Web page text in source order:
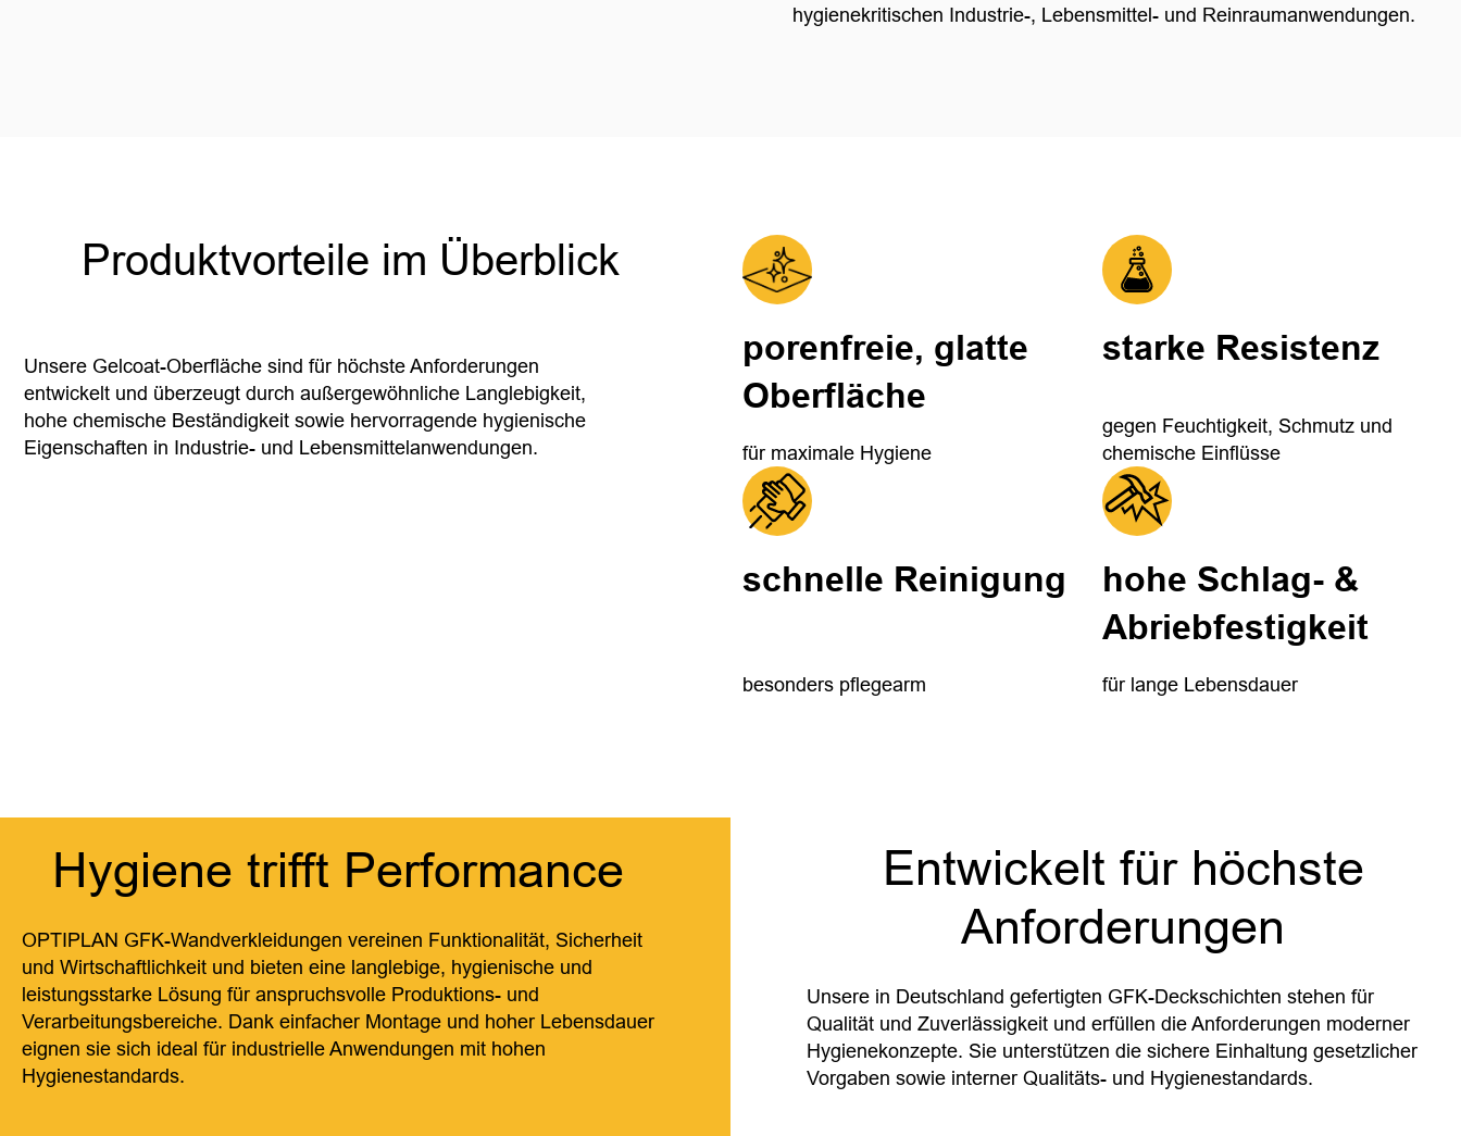
hygienekritischen Industrie-, Lebensmittel- und Reinraumanwendungen.
Produktvorteile im Überblick
Unsere Gelcoat-Oberfläche sind für höchste Anforderungen
entwickelt und überzeugt durch außergewöhnliche Langlebigkeit,
hohe chemische Beständigkeit sowie hervorragende hygienische
Eigenschaften in Industrie- und Lebensmittelanwendungen.
porenfreie, glatte
Oberfläche
für maximale Hygiene
starke Resistenz
gegen Feuchtigkeit, Schmutz und
chemische Einflüsse
schnelle Reinigung
besonders pflegearm
hohe Schlag- &
Abriebfestigkeit
für lange Lebensdauer
Hygiene trifft Performance
OPTIPLAN GFK-Wandverkleidungen vereinen Funktionalität, Sicherheit
und Wirtschaftlichkeit und bieten eine langlebige, hygienische und
leistungsstarke Lösung für anspruchsvolle Produktions- und
Verarbeitungsbereiche. Dank einfacher Montage und hoher Lebensdauer
eignen sie sich ideal für industrielle Anwendungen mit hohen
Hygienestandards.
Entwickelt für höchste
Anforderungen
Unsere in Deutschland gefertigten GFK-Deckschichten stehen für
Qualität und Zuverlässigkeit und erfüllen die Anforderungen moderner
Hygienekonzepte. Sie unterstützen die sichere Einhaltung gesetzlicher
Vorgaben sowie interner Qualitäts- und Hygienestandards.